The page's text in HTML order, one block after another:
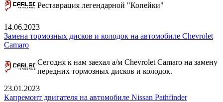
Реставрация легендарной "Копейки"
14.06.2023
Замена тормозных дисков и колодок на автомобиле Chevrolet
Camaro
Сегодня к нам заехал а/м Chevrolet Camaro на замену
передних тормозных дисков и колодок.
23.01.2023
Капремонт двигателя на автомобиле Nissan Pathfinder